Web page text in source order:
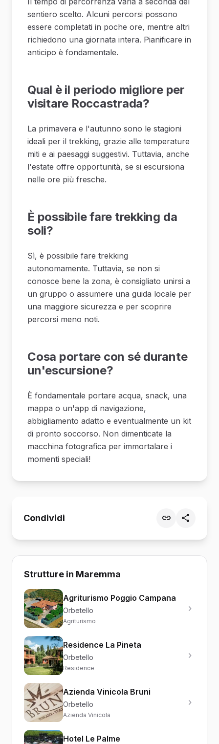
sentiero scelto. Alcuni percorsi possono
essere completati in poche ore, mentre altri
richiedono una giornata intera. Pianificare in
anticipo è fondamentale.
Qual è il periodo migliore per
visitare Roccastrada?
La primavera e l'autunno sono le stagioni
ideali per il trekking, grazie alle temperature
miti e ai paesaggi suggestivi. Tuttavia, anche
l'estate offre opportunità, se si escursiona
nelle ore più fresche.
È possibile fare trekking da
soli?
Sì, è possibile fare trekking
autonomamente. Tuttavia, se non si
conosce bene la zona, è consigliato unirsi a
un gruppo o assumere una guida locale per
una maggiore sicurezza e per scoprire
percorsi meno noti.
Cosa portare con sé durante
un'escursione?
È fondamentale portare acqua, snack, una
mappa o un'app di navigazione,
abbigliamento adatto e eventualmente un kit
di pronto soccorso. Non dimenticate la
macchina fotografica per immortalare i
momenti speciali!
Condividi
Strutture in Maremma
Agriturismo Poggio Campana
Orbetello
Agriturismo
Residence La Pineta
Orbetello
Residence
Azienda Vinicola Bruni
Orbetello
Azienda Vinicola
Hotel Le Palme